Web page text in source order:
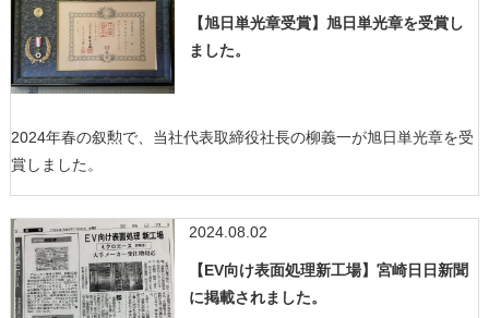
【旭日単光章受賞】旭日単光章を受賞し
ました。
2024年春の叙勲で、当社代表取締役社長の柳義一が旭日単光章を受
賞しました。
2024.08.02
【EV向け表面処理新工場】宮崎日日新聞
に掲載されました。